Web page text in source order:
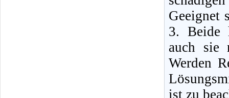
Geeignet
3. Beide
auch sie
Werden
ist zu